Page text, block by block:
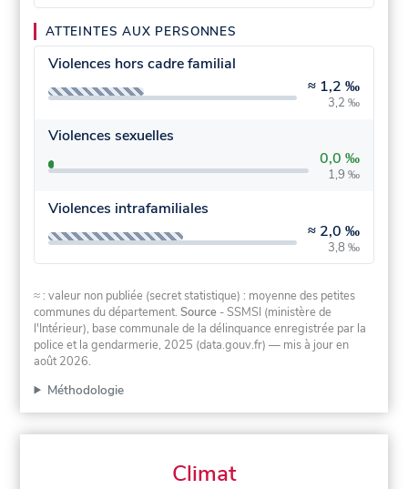
ATTEINTES AUX PERSONNES
Violences hors cadre familial
≈ 1,2 ‰
3,2 ‰
Violences sexuelles
0,0 ‰
1,9 ‰
Violences intrafamiliales
≈ 2,0 ‰
3,8 ‰
≈ : valeur non publiée (secret statistique) : moyenne des petites
communes du département.Source - SSMSI (ministère de
l'Intérieur), base communale de la délinquance enregistrée par la
police et la gendarmerie, 2025 (data.gouv.fr) — mis à jour en
août 2026.
Méthodologie
Climat